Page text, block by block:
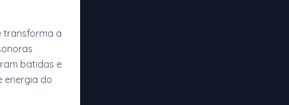
transforma a
batidas e
energia do